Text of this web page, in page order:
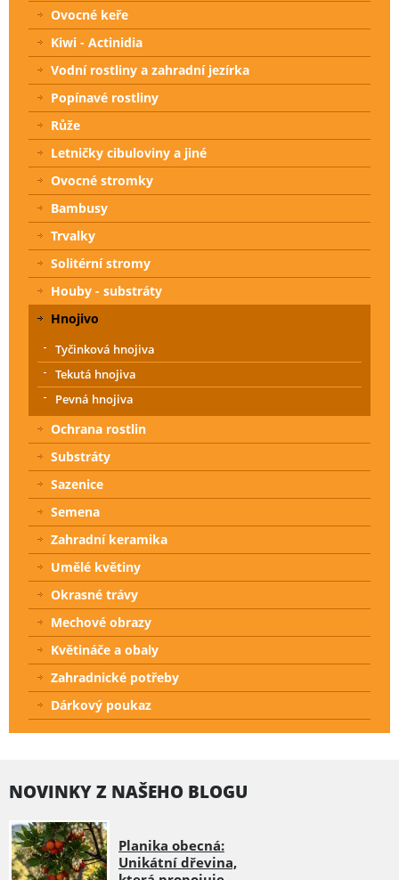
Ovocné keře
Kiwi - Actinidia
Vodní rostliny a zahradní jezírka
Popínavé rostliny
Růže
Letničky cibuloviny a jiné
Ovocné stromky
Bambusy
Trvalky
Solitérní stromy
Houby - substráty
Hnojivo
Tyčinková hnojiva
Tekutá hnojiva
Pevná hnojiva
Ochrana rostlin
Substráty
Sazenice
Semena
Zahradní keramika
Umělé květiny
Okrasné trávy
Mechové obrazy
Květináče a obaly
Zahradnické potřeby
Dárkový poukaz
NOVINKY Z NAŠEHO BLOGU
Planika obecná:
Unikátní dřevina,